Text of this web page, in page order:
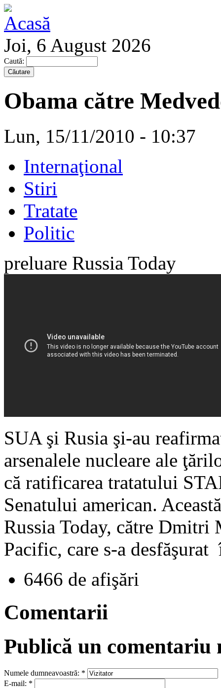
Joi, 6 August 2026
Caută:
Obama către
Lun, 15/11/2010 - 10:37
Internaţional
Stiri
Tratate
Politic
preluare Russia Today
SUA şi Rusia şi-au
arsenalele nucleare ale
că ratificarea tratatului
Senatului american.
Russia Today, către Dmitri
Pacific, care s-a desfăşurat
6466 de afişări
Comentarii
Publică un comentariu
Numele dumneavoastră: *
E-mail: *